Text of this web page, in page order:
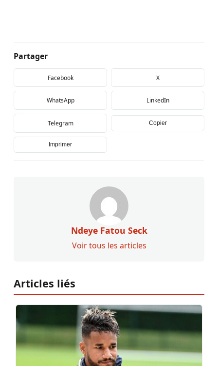
Partager
Facebook X
WhatsApp LinkedIn
Telegram Copier
Imprimer
Ndeye Fatou Seck
Voir tous les articles
Articles liés